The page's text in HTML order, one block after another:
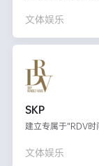
文体娱乐
SKP
建立专属于“RDV
文体娱乐